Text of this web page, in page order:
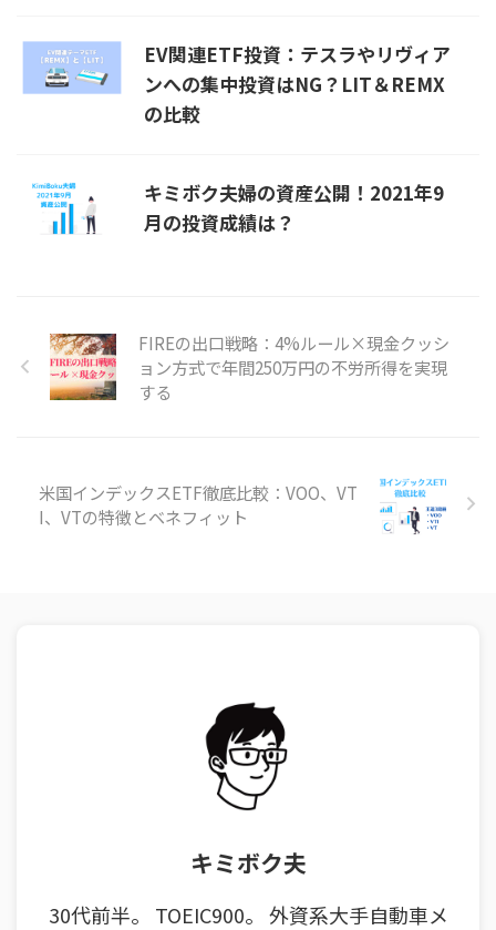
EV関連ETF投資：テスラやリヴィア
ンへの集中投資はNG？LIT＆REMX
の比較
キミボク夫婦の資産公開！2021年9
月の投資成績は？
FIREの出口戦略：4%ルール×現金クッシ
ョン方式で年間250万円の不労所得を実現
する
米国インデックスETF徹底比較：VOO、VT
I、VTの特徴とベネフィット
キミボク夫
30代前半。 TOEIC900。 外資系大手自動車メ